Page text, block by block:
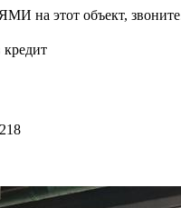
объект, звоните.